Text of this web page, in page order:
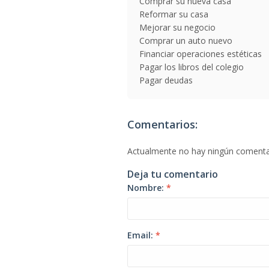
Reformar su casa
Mejorar su negocio
Comprar un auto nuevo
Financiar operaciones estéticas
Pagar los libros del colegio
Pagar deudas
Comentarios:
Actualmente no hay ningún
Deja tu comentario
Nombre: *
Email: *